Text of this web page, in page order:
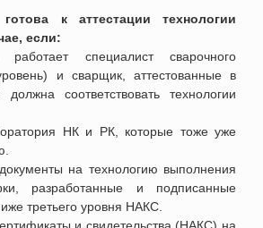
к аттестации технологии
если:
специалист сварочного
и сварщик, аттестованные в
соответствовать технологии
НК и РК, которые тоже уже
на технологию выполнения
разработанные и подписанные
третьего уровня НАКС.